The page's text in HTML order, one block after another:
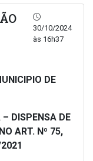
30/10/2024
às 16h37
DE
DISPENSA DE
ART. Nº 75,